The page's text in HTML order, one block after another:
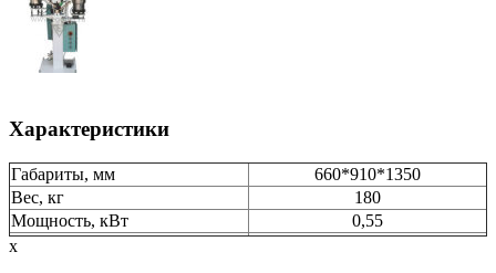
Характеристики
Габариты, мм
660*910*1350
Вес, кг
180
Мощность, кВт
0,55
x